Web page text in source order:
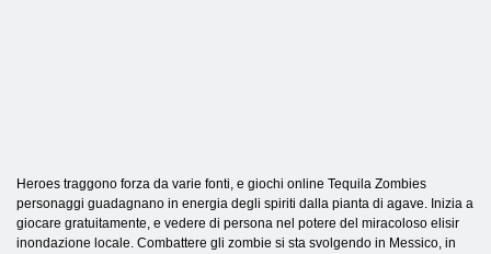
Heroes traggono forza da varie fonti, e giochi online Tequila Zombies
personaggi guadagnano in energia degli spiriti dalla pianta di agave. Inizia a
giocare gratuitamente, e vedere di persona nel potere del miracoloso elisir
inondazione locale. Combattere gli zombie si sta svolgendo in Messico, in